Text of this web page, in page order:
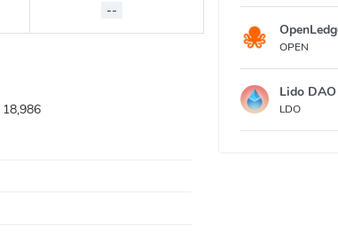
--
18,986
OPEN
Lido
LDO